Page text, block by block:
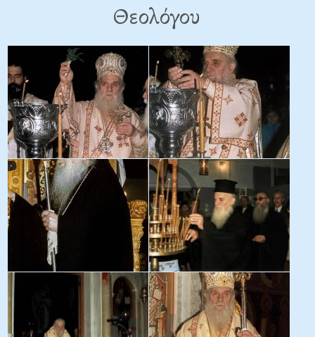
Θεολόγου